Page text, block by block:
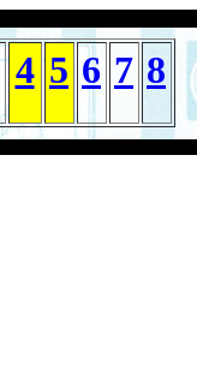
4 5 6 7 8